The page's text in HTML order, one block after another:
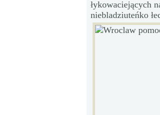
łykowaciejących
niebladziuteńko